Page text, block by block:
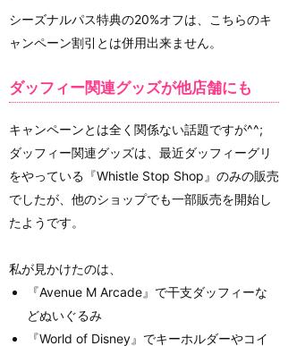
シーズナルパス特典の20%オフは、こちらのキ
ャンペーン割引とは併用出来ません。
ダッフィー関連グッズが他店舗にも
キャンペーンとは全く関係ない話題ですが^^;
ダッフィー関連グッズは、最近ダッフィーグリ
をやっている『Whistle Stop Shop』のみの販売
でしたが、他のショップでも一部販売を開始し
たようです。
私が見かけたのは、
『Avenue M Arcade』で干支ダッフィーな
どぬいぐるみ
『World of Disney』でキーホルダーやコイ